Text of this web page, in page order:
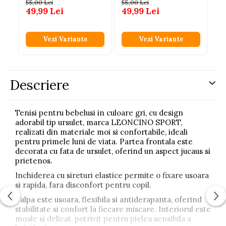
55,00 Lei
49,99 Lei
Vezi Variante
55,00 Lei
49,99 Lei
Vezi Variante
Descriere
Tenisi pentru bebelusi in culoare gri, cu design
adorabil tip ursulet, marca LEONCINO SPORT,
realizati din materiale moi si confortabile, ideali
pentru primele luni de viata. Partea frontala este
decorata cu fata de ursulet, oferind un aspect jucaus si
prietenos.
Inchiderea cu sireturi elastice permite o fixare usoara
si rapida, fara disconfort pentru copil.
Talpa este usoara, flexibila si antiderapanta, oferind
stabilitate si confort la fiecare miscare. Interiorul este
moale si delicat, potrivit pentru pielea sensibila a